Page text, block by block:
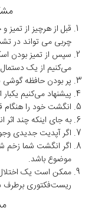
قبل از هرچیز از
چربی می تواند در
سپس از تمیز بودن
می‌کنیم از یک
پر بودن حافظه گوشی
پیشنهاد می‌کنیم
انگشت خود را هنگام
به جای اینکه چند
اگر آپدیت جدیدی
اگر انگشت شما زخم
موضوع باشد.
ممکن است یک اختلال
ریست‌فکتوری برطرف